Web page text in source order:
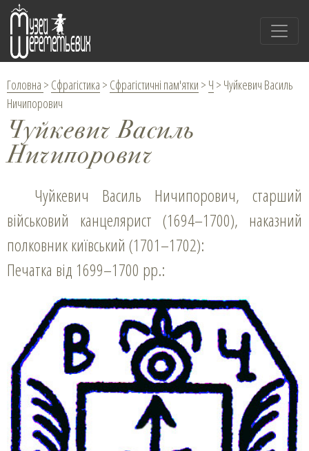
Головна > Сфрагістика > Сфрагістичні пам'ятки > Ч > Чуйкевич Василь
Ничипорович
Чуйкевич Василь
Ничипорович
Чуйкевич Василь Ничипорович, старший
військовий канцелярист (1694–1700), наказний
полковник київський (1701–1702):
Печатка від 1699–1700 рр.: